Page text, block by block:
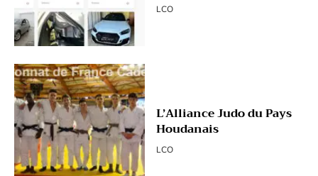
LCO
L’Alliance Judo du Pays
Houdanais
LCO